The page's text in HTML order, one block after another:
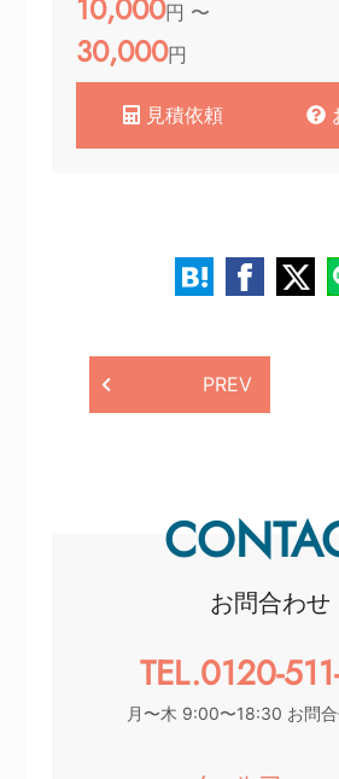
10,000円 〜
30,000円
見積依頼
PREV
お問合わせ
TEL.0120-
月〜木 9:00〜18:30 お問合